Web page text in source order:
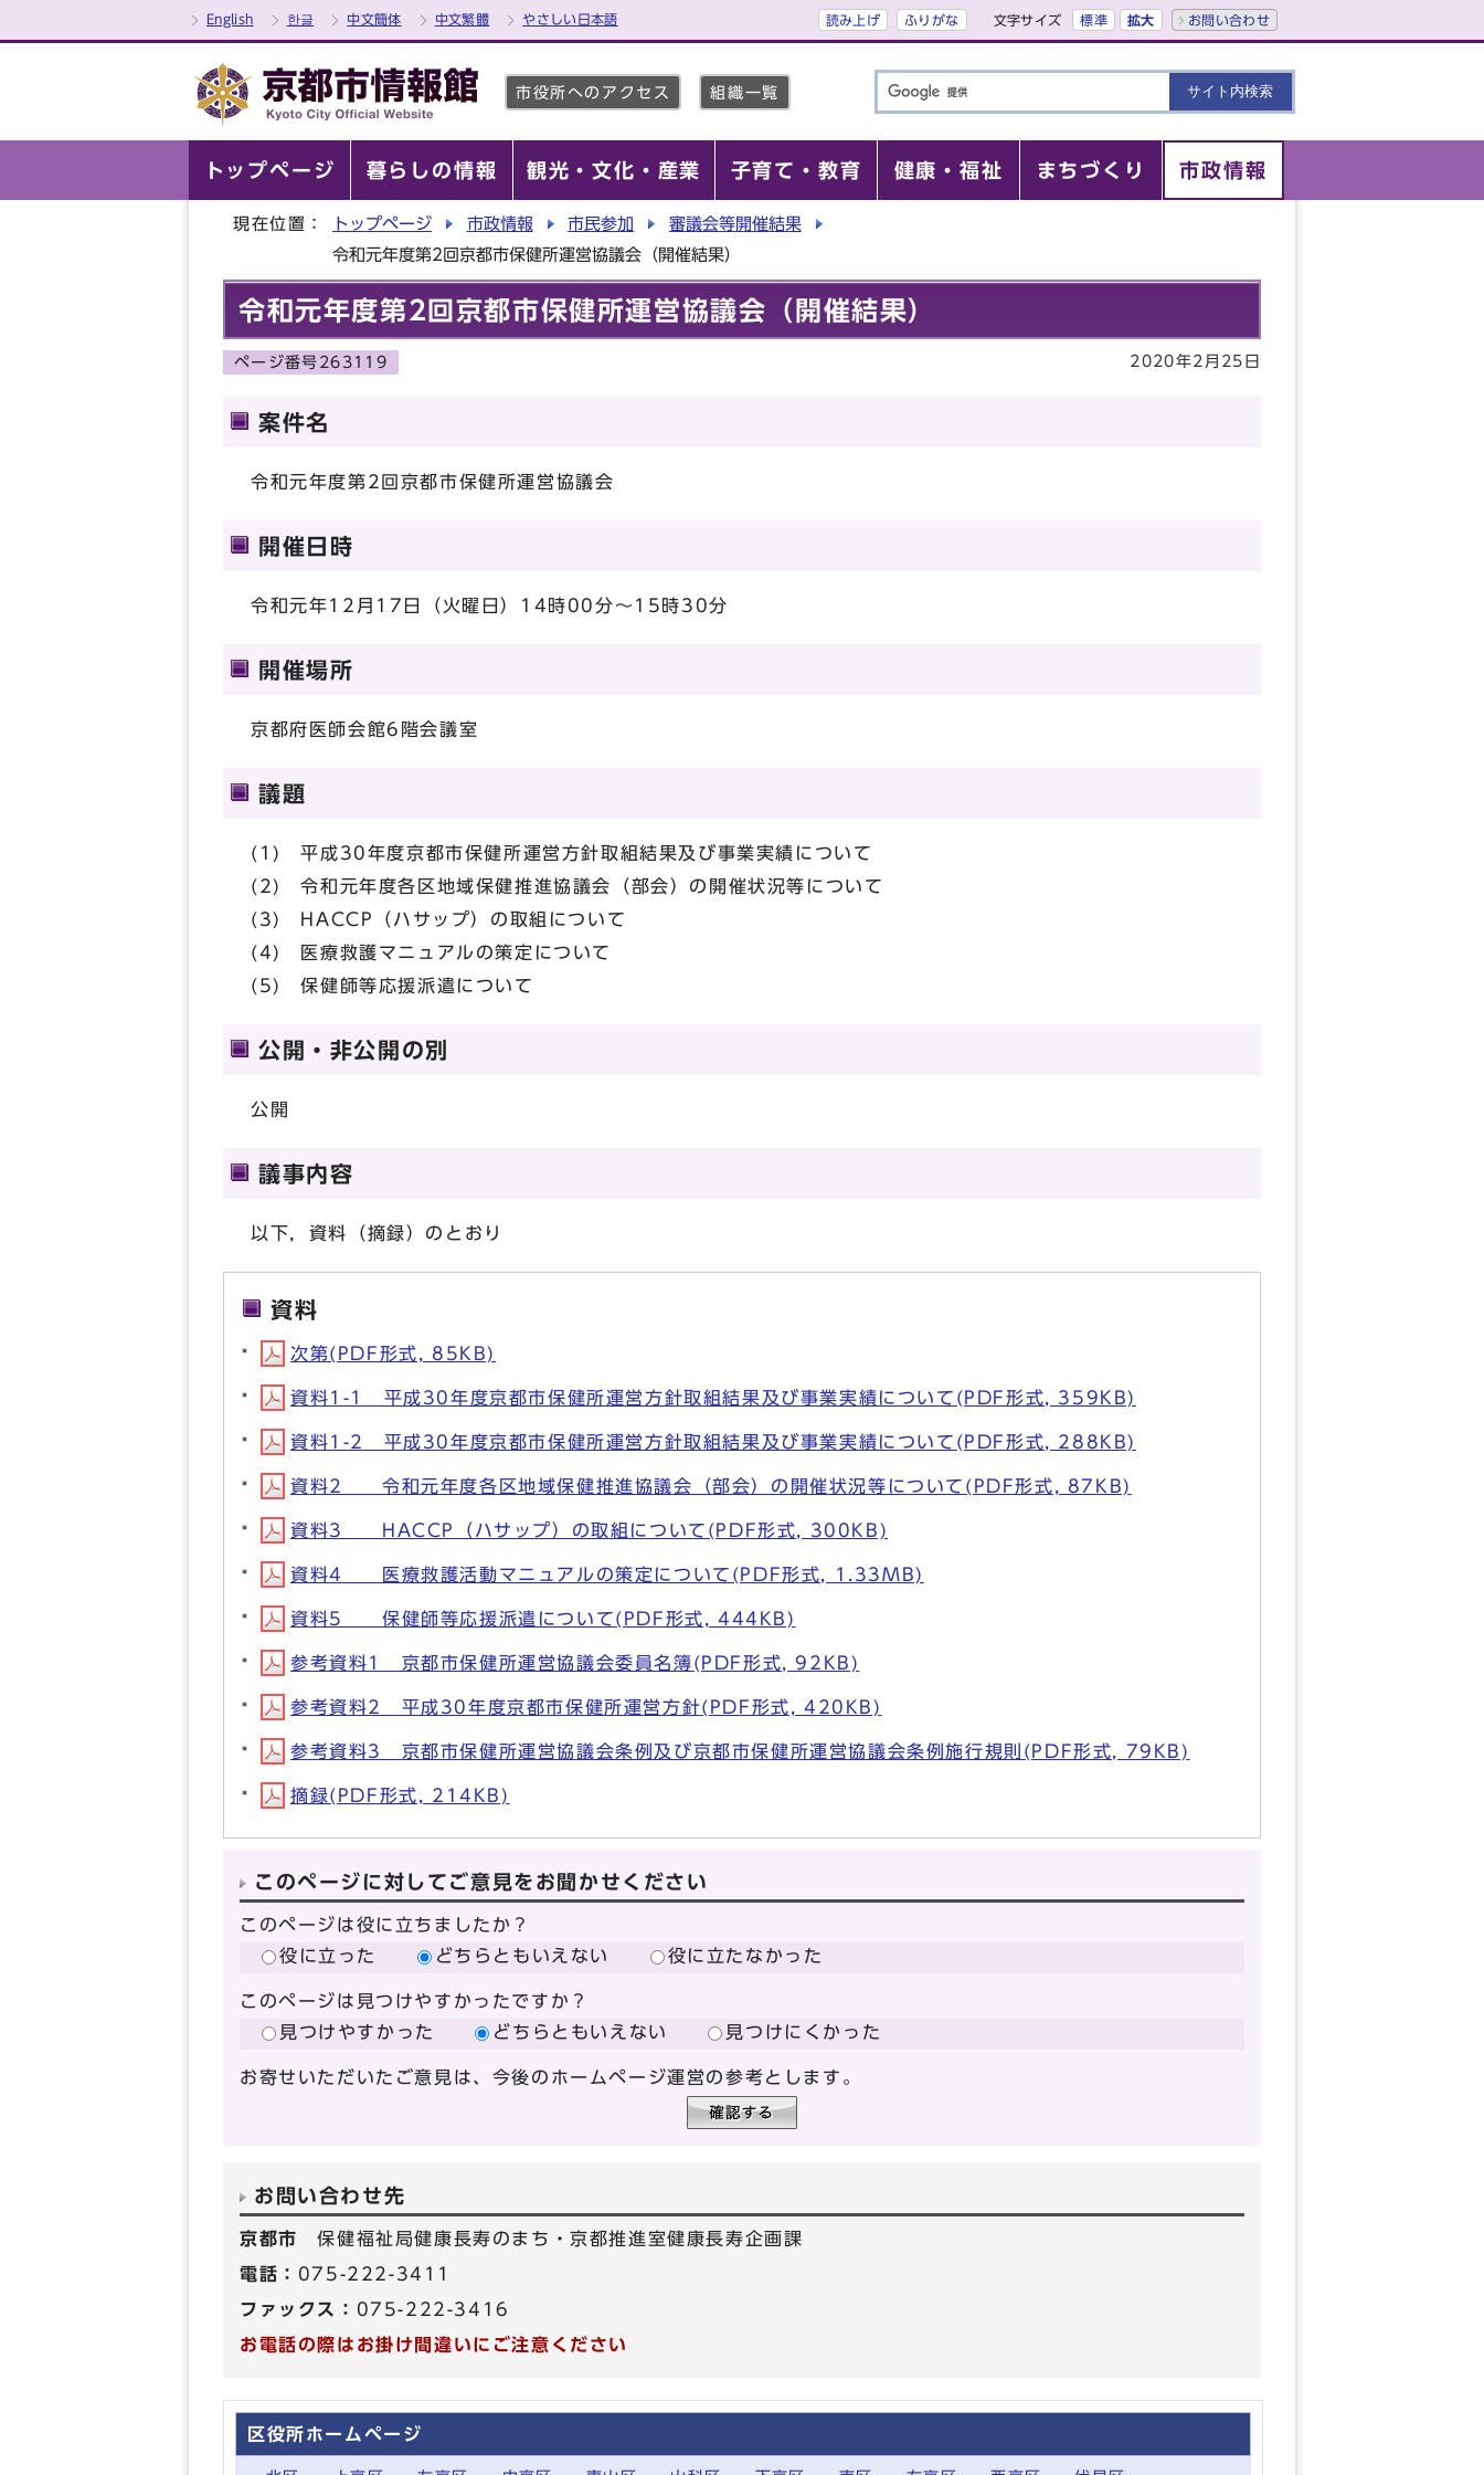
English 한글 中文簡体 中文繁體 やさしい日本語 読み上げ ふりがな 文字サイズ 標準 拡大 お問い合わせ
市役所へのアクセス 組織一覧
トップページ 暮らしの情報 観光・文化・産業 子育て・教育 健康・福祉 まちづくり 市政情報
現在位置： トップページ 市政情報 市民参加
審議会等開催結果
令和元年度第2回京都市保健所運営協議会（開催結果）
令和元年度第2回京都市保健所運営協議会（開催結果）
ページ番号263119 2020年2月25日
案件名
令和元年度第2回京都市保健所運営協議会
開催日時
令和元年12月17日（火曜日）14時00分～15時30分
開催場所
京都府医師会館6階会議室
議題
(1) 平成30年度京都市保健所運営方針取組結果及び事業実績について
(2) 令和元年度各区地域保健推進協議会（部会）の開催状況等について
(3) HACCP（ハサップ）の取組について
(4) 医療救護マニュアルの策定について
(5) 保健師等応援派遣について
公開・非公開の別
公開
議事内容
以下，資料（摘録）のとおり
資料
次第(PDF形式, 85KB)
資料1-1 平成30年度京都市保健所運営方針取組結果及び事業実績について(PDF形式, 359KB)
資料1-2 平成30年度京都市保健所運営方針取組結果及び事業実績について(PDF形式, 288KB)
資料2 令和元年度各区地域保健推進協議会（部会）の開催状況等について(PDF形式, 87KB)
資料3 HACCP（ハサップ）の取組について(PDF形式, 300KB)
資料4 医療救護活動マニュアルの策定について(PDF形式, 1.33MB)
資料5 保健師等応援派遣について(PDF形式, 444KB)
参考資料1 京都市保健所運営協議会委員名簿(PDF形式, 92KB)
参考資料2 平成30年度京都市保健所運営方針(PDF形式, 420KB)
参考資料3 京都市保健所運営協議会条例及び京都市保健所運営協議会条例施行規則(PDF形式, 79KB)
摘録(PDF形式, 214KB)
このページに対してご意見をお聞かせください
このページは役に立ちましたか？
役に立った
どちらともいえない 役に立たなかった
このページは見つけやすかったですか？
見つけやすかった
どちらともいえない 見つけにくかった
お寄せいただいたご意見は、今後のホームページ運営の参考とします。
お問い合わせ先
京都市保健福祉局健康長寿のまち・京都推進室健康長寿企画課
電話： 075-222-3411
ファックス： 075-222-3416
お電話の際はお掛け間違いにご注意ください
区役所ホームページ